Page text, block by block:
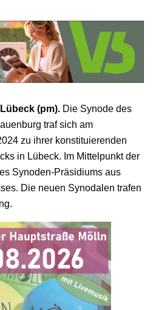
(pm). Die Synode des
traf sich am
zu ihrer konstituierenden
in Lübeck. Im Mittelpunkt der
Synoden-Präsidiums aus
Die neuen Synodalen trafen